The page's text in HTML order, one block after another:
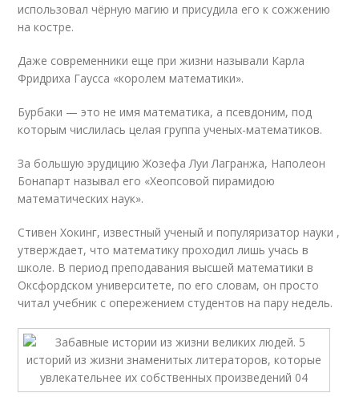
использовал чёрную магию и присудила его к сожжению
на костре.
Даже современники еще при жизни называли Карла
Фридриха Гаусса «королем математики».
Бурбаки — это не имя математика, а псевдоним, под
которым числилась целая группа ученых-математиков.
За большую эрудицию Жозефа Луи Лагранжа, Наполеон
Бонапарт называл его «Хеопсовой пирамидою
математических наук».
Стивен Хокинг, известный ученый и популяризатор науки ,
утверждает, что математику проходил лишь учась в
школе. В период преподавания высшей математики в
Оксфордском университете, по его словам, он просто
читал учебник с опережением студентов на пару недель.